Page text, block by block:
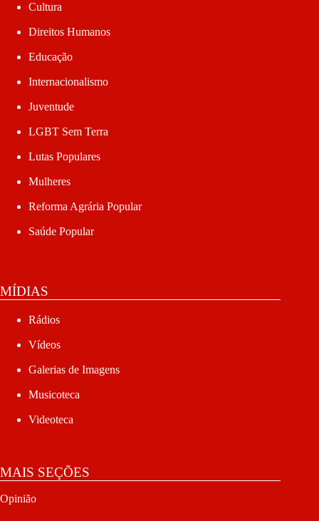
Cultura
Direitos Humanos
Educação
Internacionalismo
Juventude
LGBT Sem Terra
Lutas Populares
Mulheres
Reforma Agrária Popular
Saúde Popular
MÍDIAS
Rádios
Vídeos
Galerias de Imagens
Musicoteca
Videoteca
MAIS SEÇÕES
Opinião